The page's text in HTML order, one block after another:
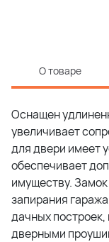
О товаре
Оснащен
увеличивает
для двери имеет
обеспечивает
имуществу.
запирания
дачных
дверными